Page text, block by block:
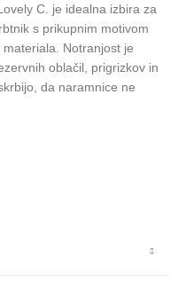
C. je idealna izbira za
s prikupnim motivom
Notranjost je
oblačil, prigrizkov in
da naramnice ne